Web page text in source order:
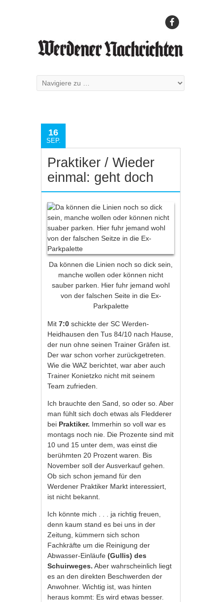
16
SEP.
Praktiker / Wieder
einmal: geht doch
Da können die Linien noch so dick sein,
manche wollen oder können nicht
sauber parken. Hier fuhr jemand wohl
von der falschen Seite in die Ex-
Parkpalette
Mit7:0 schickte der SC Werden-
Heidhausen den Tus 84/10 nach Hause,
der nun ohne seinen Trainer Gräfen ist.
Der war schon vorher zurückgetreten.
Wie die WAZ berichtet, war aber auch
Trainer Konietzko nicht mit seinem
Team zufrieden.
Ich brauchte den Sand, so oder so. Aber
man fühlt sich doch etwas als Fledderer
bei Praktiker. Immerhin so voll war es
montags noch nie. Die Prozente sind mit
10 und 15 unter dem, was einst die
berühmten 20 Prozent waren. Bis
November soll der Ausverkauf gehen.
Ob sich schon jemand für den
Werdener Praktiker Markt interessiert,
ist nicht bekannt.
Ich könnte mich . . . ja richtig freuen,
denn kaum stand es bei uns in der
Zeitung, kümmern sich schon
Fachkräfte um die Reinigung der
Abwasser-Einläufe(Gullis) des
Schuirweges. Aber wahrscheinlich liegt
es an den direkten Beschwerden der
Anwohner. Wichtig ist, was hinten
heraus kommt: Es wird etwas besser.